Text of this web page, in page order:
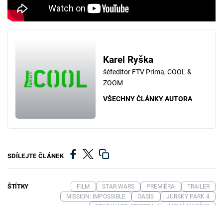
Karel Ryška
šéfeditor FTV Prima, COOL &
ZOOM
VŠECHNY ČLÁNKY AUTORA
SDÍLEJTE ČLÁNEK
ŠTÍTKY FILM STAR WARS PREMIÉRA
TRAILER
MISSION: IMPOSSIBLE
OASIS
JURSKÝ PARK 4